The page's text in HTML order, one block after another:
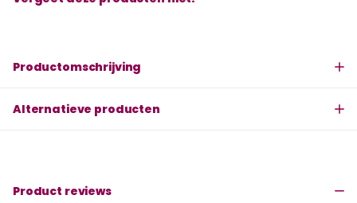
Productomschrijving
Alternatieve producten
Product reviews